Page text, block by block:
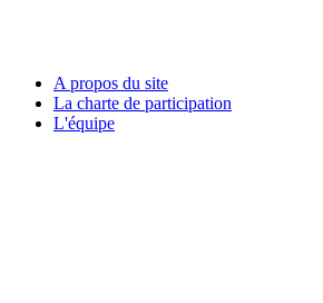
A propos du site
La charte de participation
L'équipe